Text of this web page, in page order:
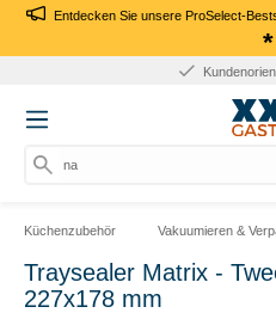
Entdecken Sie unsere ProSelect-
*
nac
Küchenzubehör Vakuumieren &
Traysealer Matrix -
227x178 mm